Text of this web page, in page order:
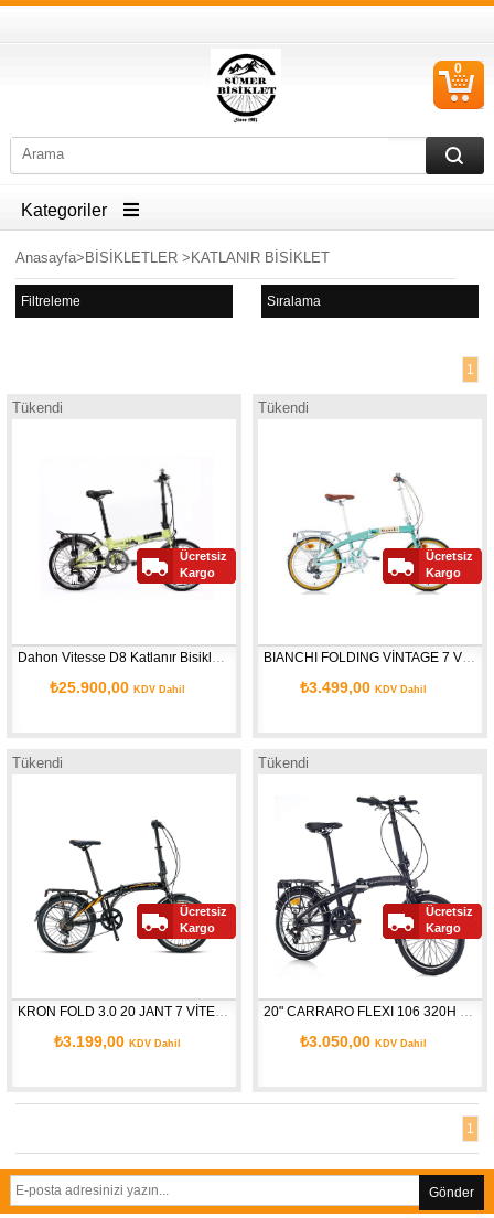
0
Kategoriler
Anasayfa> BİSİKLETLER> KATLANIR BİSİKLET
Filtreleme Sıralama
1
Tükendi
₺25.900,00 KDV Dahil
Ücretsiz
Kargo
Tükendi
₺3.499,00 KDV Dahil
Ücretsiz
Kargo
Tükendi
KRON FOLD 3.0 20 JANT 7 VİTES V FREN 2022
₺3.199,00 KDV Dahil
Ücretsiz
Kargo
Tükendi
₺3.050,00 KDV Dahil
Ücretsiz
Kargo
1
Gönder